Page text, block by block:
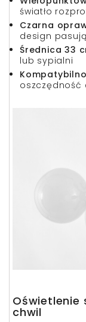
światło
Czarna
design
Średnica 33
lub sypialni
oszczędność
Oświetlenie
chwil